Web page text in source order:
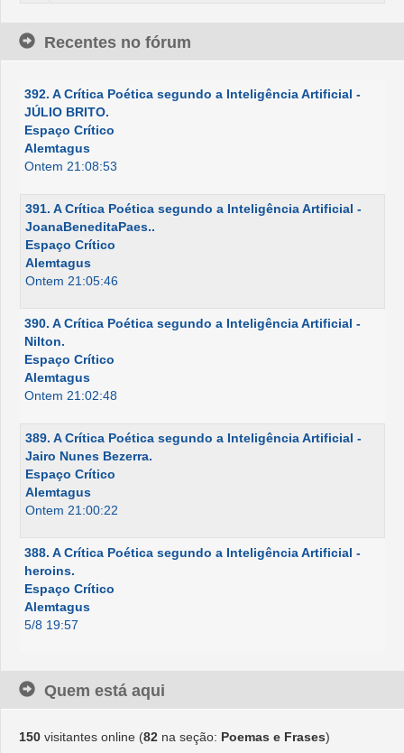
Recentes no fórum
392. A Crítica Poética segundo a Inteligência Artificial -
JÚLIO BRITO.
Espaço Crítico
Alemtagus
Ontem 21:08:53
391. A Crítica Poética segundo a Inteligência Artificial -
JoanaBeneditaPaes..
Espaço Crítico
Alemtagus
Ontem 21:05:46
390. A Crítica Poética segundo a Inteligência Artificial -
Nilton.
Espaço Crítico
Alemtagus
Ontem 21:02:48
389. A Crítica Poética segundo a Inteligência Artificial -
Jairo Nunes Bezerra.
Espaço Crítico
Alemtagus
Ontem 21:00:22
388. A Crítica Poética segundo a Inteligência Artificial -
heroins.
Espaço Crítico
Alemtagus
5/8 19:57
Quem está aqui
150 visitantes online (82 na seção: Poemas e Frases)